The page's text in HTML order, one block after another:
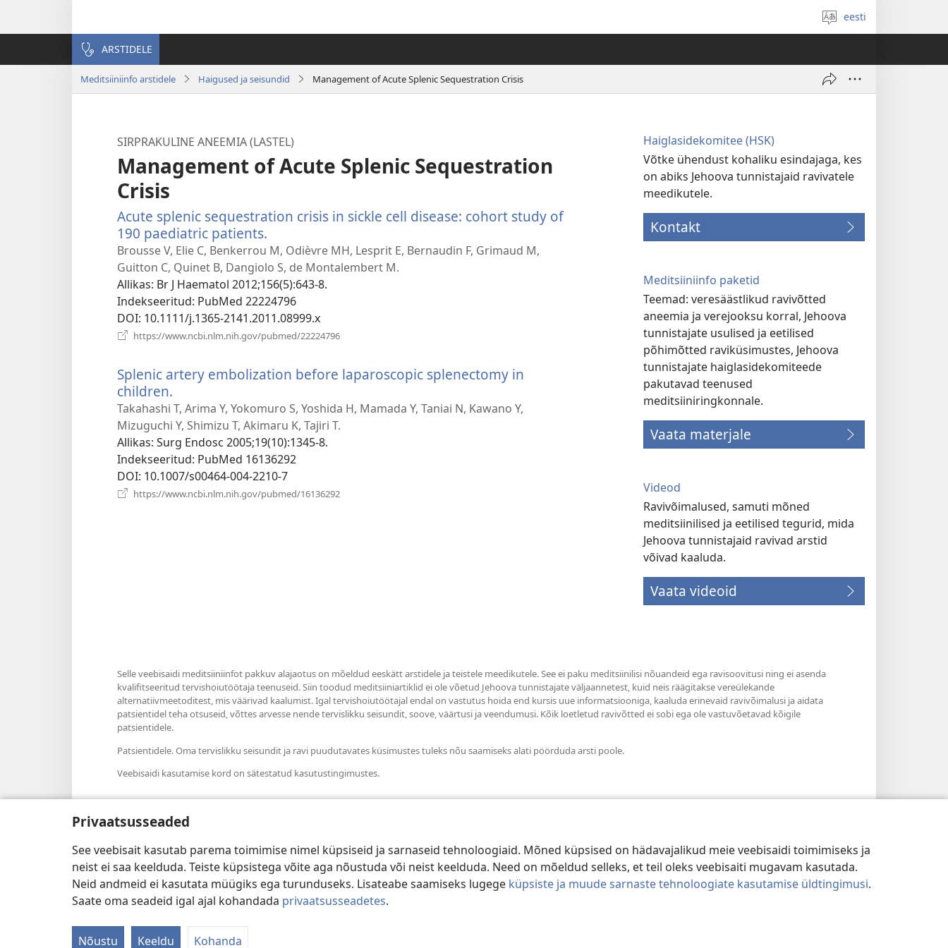
Privaatsusseaded
See veebisait kasutab parema toimimise nimel küpsiseid ja sarnaseid tehnoloogiaid. Mõned küpsised on hädavajalikud meie veebisaidi toimimiseks ja
neist ei saa keelduda. Teiste küpsistega võite aga nõustuda või neist keelduda. Need on mõeldud selleks, et teil oleks veebisaiti mugavam kasutada.
Neid andmeid ei kasutata müügiks ega turunduseks. Lisateabe saamiseks lugege küpsiste ja muude sarnaste tehnoloogiate kasutamise üldtingimusi.
Saate oma seadeid igal ajal kohandada privaatsusseadetes.
Nõustu Keeldu Kohanda
Vali
keel
eesti
ARSTIDELE
Meditsiiniinfo arstidele Haigused ja seisundid Management of Acute Splenic Sequestration Crisis
SIRPRAKULINE ANEEMIA (LASTEL)
Management of Acute Splenic Sequestration
Crisis
Acute splenic sequestration crisis in sickle cell disease: cohort study of
190 paediatric patients.
uue
akna)
Brousse V, Elie C, Benkerrou M, Odièvre MH, Lesprit E, Bernaudin F, Grimaud M,
Guitton C, Quinet B, Dangiolo S, de Montalembert M.
Allikas‎: Br J Haematol 2012;156(5):643-8.
Indekseeritud‎: PubMed 22224796
DOI‎: 10.1111/j.1365-2141.2011.08999.x
https://www.ncbi.nlm.nih.gov/pubmed/22224796
Splenic artery embolization before laparoscopic splenectomy in
children.
uue
akna)
Takahashi T, Arima Y, Yokomuro S, Yoshida H, Mamada Y, Taniai N, Kawano Y,
Mizuguchi Y, Shimizu T, Akimaru K, Tajiri T.
Allikas‎: Surg Endosc 2005;19(10):1345-8.
Indekseeritud‎: PubMed 16136292
DOI‎: 10.1007/s00464-004-2210-7
https://www.ncbi.nlm.nih.gov/pubmed/16136292
Haiglasidekomitee (HSK)
Võtke ühendust kohaliku esindajaga, kes
on abiks Jehoova tunnistajaid ravivatele
meedikutele.
Kontakt
Meditsiiniinfo paketid
Teemad: veresäästlikud ravivõtted
aneemia ja verejooksu korral, Jehoova
tunnistajate usulised ja eetilised
põhimõtted raviküsimustes, Jehoova
tunnistajate haiglasidekomiteede
pakutavad teenused
meditsiiniringkonnale.
Vaata materjale
Videod
Ravivõimalused, samuti mõned
meditsiinilised ja eetilised tegurid, mida
Jehoova tunnistajaid ravivad arstid
võivad kaaluda.
Vaata videoid
Selle veebisaidi meditsiiniinfot pakkuv alajaotus on mõeldud eeskätt arstidele ja teistele meedikutele. See ei paku meditsiinilisi nõuandeid ega ravisoovitusi ning ei asenda
kvalifitseeritud tervishoiutöötaja teenuseid. Siin toodud meditsiiniartiklid ei ole võetud Jehoova tunnistajate väljaannetest, kuid neis räägitakse vereülekande
alternatiivmeetoditest, mis väärivad kaalumist. Igal tervishoiutöötajal endal on vastutus hoida end kursis uue informatsiooniga, kaaluda erinevaid ravivõimalusi ja aidata
patsientidel teha otsuseid, võttes arvesse nende tervislikku seisundit, soove, väärtusi ja veendumusi. Kõik loetletud ravivõtted ei sobi ega ole vastuvõetavad kõigile
patsientidele.
Patsientidele. Oma tervislikku seisundit ja ravi puudutavates küsimustes tuleks nõu saamiseks alati pöörduda arsti poole.
Veebisaidi kasutamise kord on sätestatud kasutustingimustes.
Copyright © 2026 Watch Tower Bible and Tract Society of Pennsylvania.